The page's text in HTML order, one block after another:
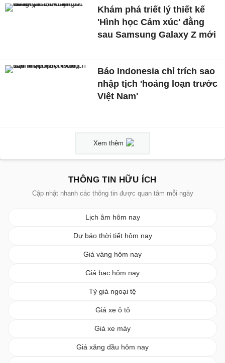
Khám phá triết lý thiết kế
'Hình học Cảm xúc' đằng
sau Samsung Galaxy Z mới
Báo Indonesia chỉ trích sao
nhập tịch 'hoảng loạn trước
Việt Nam'
Xem thêm
THÔNG TIN HỮU ÍCH
Cập nhật nhanh các thông tin được quan tâm mỗi ngày
Lịch âm hôm nay
Dự báo thời tiết hôm nay
Giá vàng hôm nay
Giá bạc hôm nay
Tỷ giá ngoại tệ
Giá xe ô tô
Giá xe máy
Giá xăng dầu hôm nay